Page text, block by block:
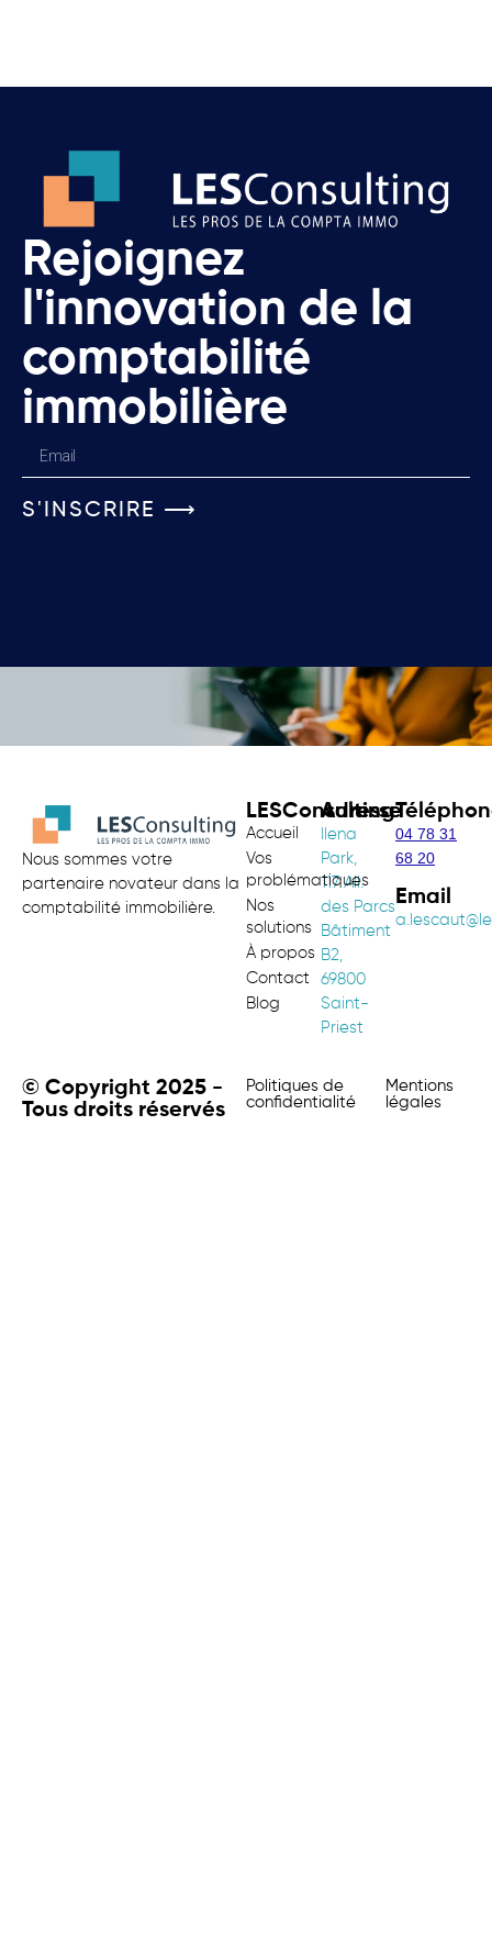
Rejoignez
l'innovation de la
comptabilité
immobilière
S'INSCRIRE ⟶
Nous sommes votre
partenaire novateur dans la
comptabilité immobilière.
LESConsulting
Accueil
Vos
problématiques
Nos
solutions
À propos
Contact
Blog
Adresse
Ilena
Park,
117 All.
des Parcs
Bâtiment
B2,
69800
Saint-
Priest
04 78 31
68 20
Email
© Copyright 2025 -
Tous droits réservés
Mentions
légales
Politiques de
confidentialité